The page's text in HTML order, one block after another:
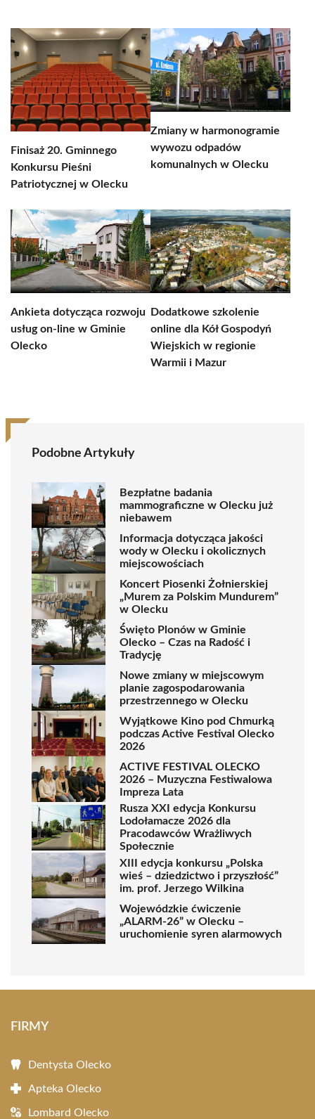
Finisaż 20. Gminnego
Konkursu Pieśni
Patriotycznej w Olecku
Zmiany w harmonogramie
wywozu odpadów
komunalnych w Olecku
Ankieta dotycząca rozwoju
usług on-line w Gminie
Olecko
Dodatkowe szkolenie
online dla Kół Gospodyń
Wiejskich w regionie
Warmii i Mazur
Podobne Artykuły
Bezpłatne badania
mammograficzne w Olecku już
niebawem
Informacja dotycząca jakości
wody w Olecku i okolicznych
miejscowościach
Koncert Piosenki Żołnierskiej
„Murem za Polskim Mundurem”
w Olecku
Święto Plonów w Gminie
Olecko – Czas na Radość i
Tradycję
Nowe zmiany w miejscowym
planie zagospodarowania
przestrzennego w Olecku
Wyjątkowe Kino pod Chmurką
podczas Active Festival Olecko
2026
ACTIVE FESTIVAL OLECKO
2026 – Muzyczna Festiwalowa
Impreza Lata
Rusza XXI edycja Konkursu
Lodołamacze 2026 dla
Pracodawców Wrażliwych
Społecznie
XIII edycja konkursu „Polska
wieś – dziedzictwo i przyszłość”
im. prof. Jerzego Wilkina
Wojewódzkie ćwiczenie
„ALARM-26” w Olecku –
uruchomienie syren alarmowych
FIRMY
Dentysta Olecko
Apteka Olecko
Lombard Olecko